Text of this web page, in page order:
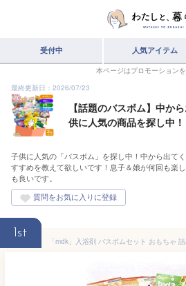
受付中 人気アイテム
本ページはプロモーション
最終更新日：2026/07/23
【話題のバスボム】中か
供に人気の商品を探し中！
子供に人気の「バスボム」を探し中！中から出て
すすめを教えて欲しいです！息子＆娘が何回も楽
も良いです。
1st